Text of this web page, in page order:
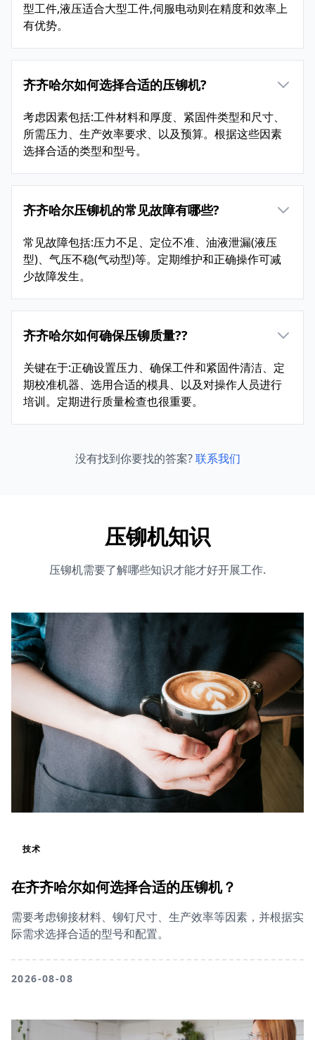
型工件,液压适合大型工件,伺服电动则在精度和效率上
有优势。
齐齐哈尔如何选择合适的压铆机?
考虑因素包括:工件材料和厚度、紧固件类型和尺寸、
所需压力、生产效率要求、以及预算。根据这些因素
选择合适的类型和型号。
齐齐哈尔压铆机的常见故障有哪些?
常见故障包括:压力不足、定位不准、油液泄漏(液压
型)、气压不稳(气动型)等。定期维护和正确操作可减
少故障发生。
齐齐哈尔如何确保压铆质量??
关键在于:正确设置压力、确保工件和紧固件清洁、定
期校准机器、选用合适的模具、以及对操作人员进行
培训。定期进行质量检查也很重要。
没有找到你要找的答案?联系我们
压铆机知识
压铆机需要了解哪些知识才能才好开展工作.
技术
在齐齐哈尔如何选择合适的压铆机？
需要考虑铆接材料、铆钉尺寸、生产效率等因素，并根据实
际需求选择合适的型号和配置。
2026-08-08